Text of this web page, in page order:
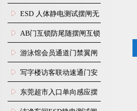
行通道闸门禁设备
ESD 人体静电测试摆闸无
尘车间防静电闸机
AB门互锁防尾随摆闸互锁
闸机
游泳馆会员通道门禁翼闸
写字楼访客联动速通门安
装
东莞超市入口单向感应摆